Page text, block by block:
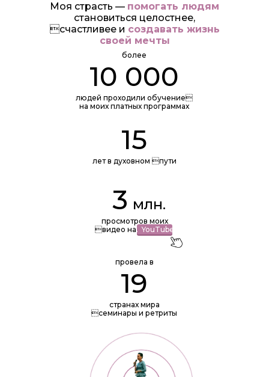
Моя страсть — помогать людям
становиться целостнее,
счастливее и создавать жизнь
своей мечты
более
10 000
людей проходили обучение
на моих платных программах
15
лет в духовном пути
3
просмотров моих
видео на. .YouTube
млн.
провела в
20
странах мира
семинары и ретриты